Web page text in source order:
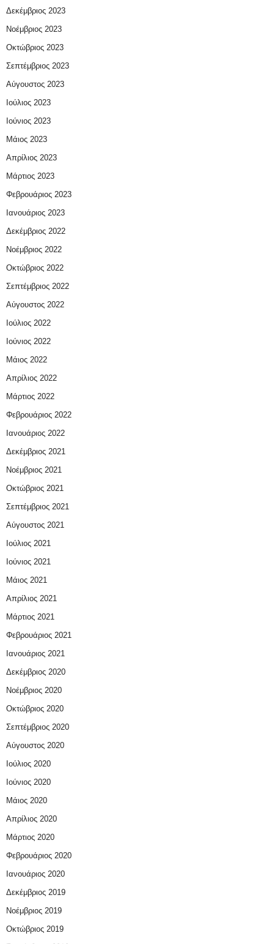
Δεκέμβριος 2023
Νοέμβριος 2023
Οκτώβριος 2023
Σεπτέμβριος 2023
Αύγουστος 2023
Ιούλιος 2023
Ιούνιος 2023
Μάιος 2023
Απρίλιος 2023
Μάρτιος 2023
Φεβρουάριος 2023
Ιανουάριος 2023
Δεκέμβριος 2022
Νοέμβριος 2022
Οκτώβριος 2022
Σεπτέμβριος 2022
Αύγουστος 2022
Ιούλιος 2022
Ιούνιος 2022
Μάιος 2022
Απρίλιος 2022
Μάρτιος 2022
Φεβρουάριος 2022
Ιανουάριος 2022
Δεκέμβριος 2021
Νοέμβριος 2021
Οκτώβριος 2021
Σεπτέμβριος 2021
Αύγουστος 2021
Ιούλιος 2021
Ιούνιος 2021
Μάιος 2021
Απρίλιος 2021
Μάρτιος 2021
Φεβρουάριος 2021
Ιανουάριος 2021
Δεκέμβριος 2020
Νοέμβριος 2020
Οκτώβριος 2020
Σεπτέμβριος 2020
Αύγουστος 2020
Ιούλιος 2020
Ιούνιος 2020
Μάιος 2020
Απρίλιος 2020
Μάρτιος 2020
Φεβρουάριος 2020
Ιανουάριος 2020
Δεκέμβριος 2019
Νοέμβριος 2019
Οκτώβριος 2019